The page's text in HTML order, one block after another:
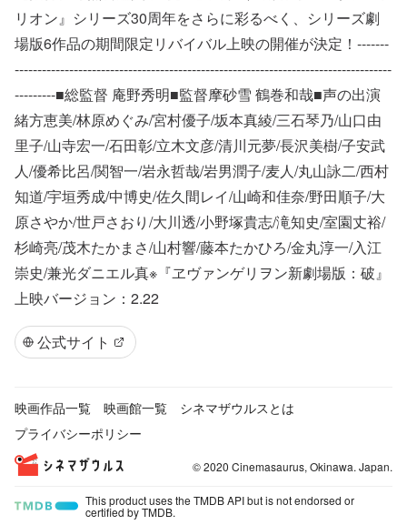
リオン』シリーズ30周年をさらに彩るべく、シリーズ劇
場版6作品の期間限定リバイバル上映の開催が決定！-------
-----------------------------------------------------------------------------------
---------■総監督 庵野秀明■監督摩砂雪 鶴巻和哉■声の出演
緒方恵美/林原めぐみ/宮村優子/坂本真綾/三石琴乃/山口由
里子/山寺宏一/石田彰/立木文彦/清川元夢/長沢美樹/子安武
人/優希比呂/関智一/岩永哲哉/岩男潤子/麦人/丸山詠二/西村
知道/宇垣秀成/中博史/佐久間レイ/山崎和佳奈/野田順子/大
原さやか/世戸さおり/大川透/小野塚貴志/滝知史/室園丈裕/
杉崎亮/茂木たかまさ/山村響/藤本たかひろ/金丸淳一/入江
崇史/兼光ダニエル真※『ヱヴァンゲリヲン新劇場版：破』
上映バージョン：2.22
公式サイト
映画作品一覧 映画館一覧
シネマザウルスとは
プライバシーポリシー
© 2020 Cinemasaurus, Okinawa. Japan.
This product uses the TMDB API but is not endorsed or
certified by TMDB.